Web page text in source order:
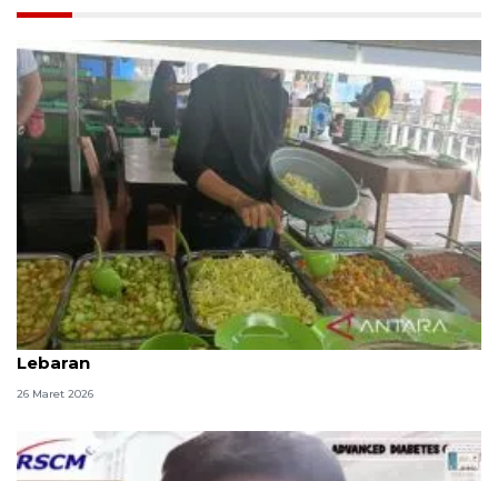
Ahli gizi ungkap cara jaga kebugaran tubuh usai
Lebaran
26 Maret 2026